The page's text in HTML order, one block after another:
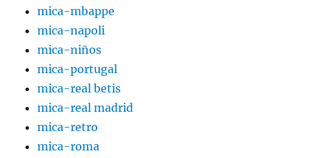
mica-mbappe
mica-napoli
mica-niños
mica-portugal
mica-real betis
mica-real madrid
mica-retro
mica-roma